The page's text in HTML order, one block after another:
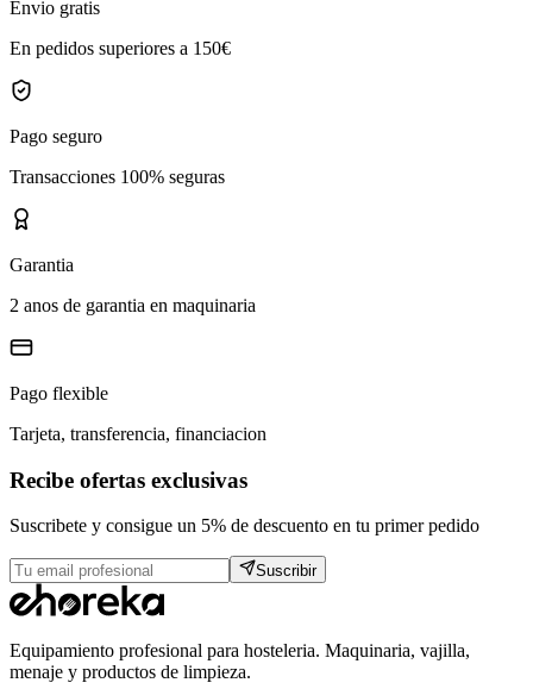
Envio gratis
En pedidos superiores a 150€
Pago seguro
Transacciones 100% seguras
Garantia
2 anos de garantia en maquinaria
Pago flexible
Tarjeta, transferencia, financiacion
Recibe ofertas exclusivas
Suscribete y consigue un 5% de descuento en tu primer pedido
Suscribir
Equipamiento profesional para hosteleria. Maquinaria, vajilla,
menaje y productos de limpieza.